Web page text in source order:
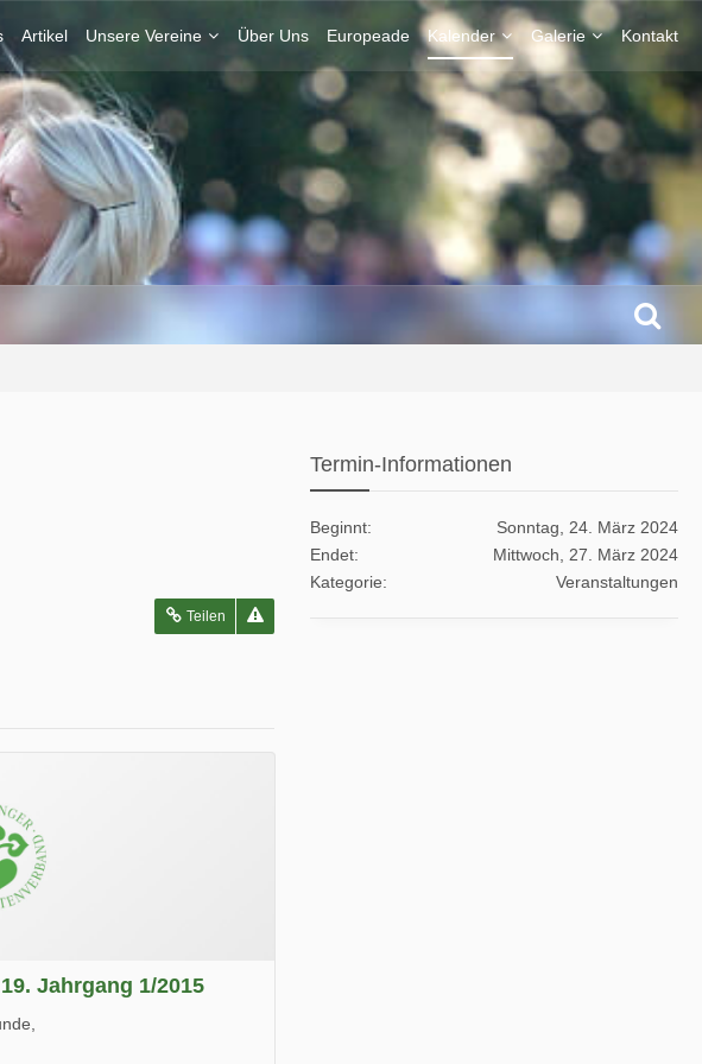
Artikel Unsere Vereine Über Uns Europeade Kalender Galerie Kontakt
Teilen
Jahrgang 1/2015
Termin-Informationen
Beginnt
Sonntag, 24. März 2024
Endet
Mittwoch, 27. März 2024
Kategorie
Veranstaltungen